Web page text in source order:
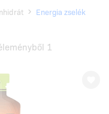
Energia zselék
1